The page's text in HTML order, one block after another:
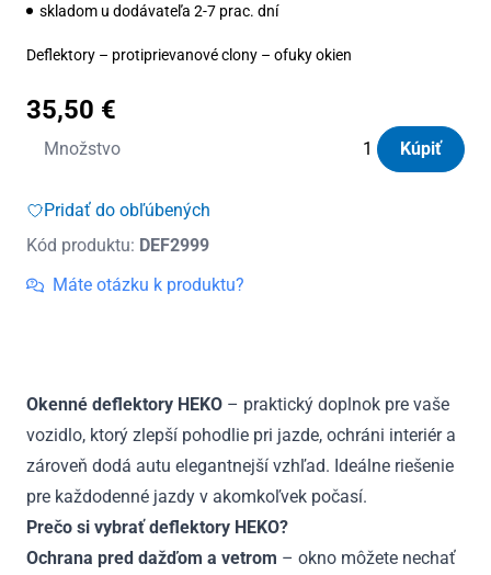
skladom u dodávateľa 2-7 prac. dní
Deflektory – protiprievanové clony – ofuky okien
35,50 €
Množstvo
množstvo
Heko
5
5D
Kúpiť
Pridať do obľúbených
Kód produktu: DEF2999
Máte otázku k produktu?
Okenné deflektory HEKO – praktický doplnok pre vaše
vozidlo, ktorý zlepší pohodlie pri jazde, ochráni interiér a
zároveň dodá autu elegantnejší vzhľad. Ideálne riešenie
pre každodenné jazdy v akomkoľvek počasí.
Prečo si vybrať deflektory HEKO?
Ochrana pred dažďom a vetrom – okno môžete nechať